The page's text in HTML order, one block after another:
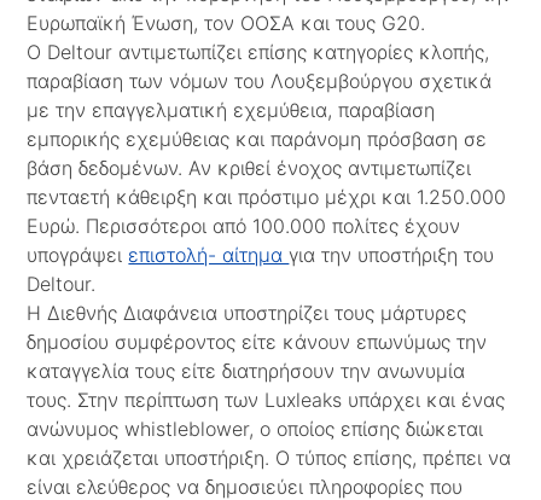
Ευρωπαϊκή Ένωση, τον ΟΟΣΑ και τους G20.
Ο Deltour αντιμετωπίζει επίσης κατηγορίες κλοπής,
παραβίαση των νόμων του Λουξεμβούργου σχετικά
με την επαγγελματική εχεμύθεια, παραβίαση
εμπορικής εχεμύθειας και παράνομη πρόσβαση σε
βάση δεδομένων. Αν κριθεί ένοχος αντιμετωπίζει
πενταετή κάθειρξη και πρόστιμο μέχρι και 1.250.000
Ευρώ. Περισσότεροι από 100.000 πολίτες έχουν
υπογράψει επιστολή- αίτημαγια την υποστήριξη του
Deltour.
Η Διεθνής Διαφάνεια υποστηρίζει τους μάρτυρες
δημοσίου συμφέροντος είτε κάνουν επωνύμως την
καταγγελία τους είτε διατηρήσουν την ανωνυμία
τους. Στην περίπτωση των Luxleaks υπάρχει και ένας
ανώνυμος whistleblower, ο οποίος επίσης διώκεται
και χρειάζεται υποστήριξη. Ο τύπος επίσης, πρέπει να
είναι ελεύθερος να δημοσιεύει πληροφορίες που